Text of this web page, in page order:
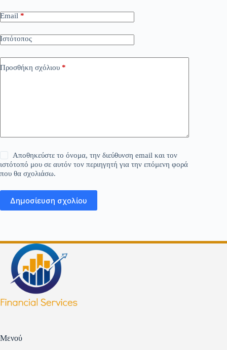
Email *
Ιστότοπος
Προσθήκη σχόλιου *
Αποθηκεύστε το όνομα, την διεύθυνση email και τον
ιστότοπό μου σε αυτόν τον περιηγητή για την επόμενη φορά
που θα σχολιάσω.
Δημοσίευση σχολίου
Μενού